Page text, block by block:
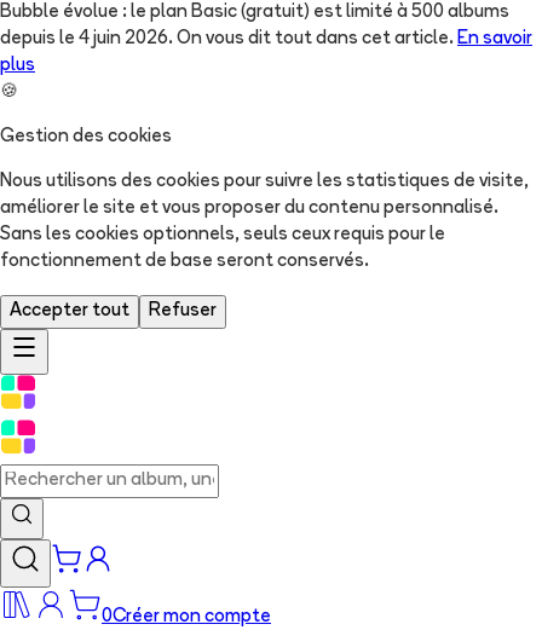
Bubble évolue : le plan Basic (gratuit) est limité à 500 albums
depuis le 4 juin 2026. On vous dit tout dans cet article. En savoir
plus
🍪
Gestion des cookies
Nous utilisons des cookies pour suivre les statistiques de visite,
améliorer le site et vous proposer du contenu personnalisé.
Sans les cookies optionnels, seuls ceux requis pour le
fonctionnement de base seront conservés.
Accepter tout Refuser
0Créer mon compte